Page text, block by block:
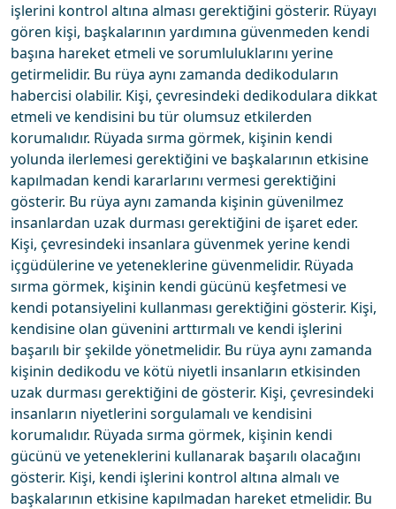
işlerini kontrol altına alması gerektiğini gösterir. Rüyayı
gören kişi, başkalarının yardımına güvenmeden kendi
başına hareket etmeli ve sorumluluklarını yerine
getirmelidir. Bu rüya aynı zamanda dedikoduların
habercisi olabilir. Kişi, çevresindeki dedikodulara dikkat
etmeli ve kendisini bu tür olumsuz etkilerden
korumalıdır. Rüyada sırma görmek, kişinin kendi
yolunda ilerlemesi gerektiğini ve başkalarının etkisine
kapılmadan kendi kararlarını vermesi gerektiğini
gösterir. Bu rüya aynı zamanda kişinin güvenilmez
insanlardan uzak durması gerektiğini de işaret eder.
Kişi, çevresindeki insanlara güvenmek yerine kendi
içgüdülerine ve yeteneklerine güvenmelidir. Rüyada
sırma görmek, kişinin kendi gücünü keşfetmesi ve
kendi potansiyelini kullanması gerektiğini gösterir. Kişi,
kendisine olan güvenini arttırmalı ve kendi işlerini
başarılı bir şekilde yönetmelidir. Bu rüya aynı zamanda
kişinin dedikodu ve kötü niyetli insanların etkisinden
uzak durması gerektiğini de gösterir. Kişi, çevresindeki
insanların niyetlerini sorgulamalı ve kendisini
korumalıdır. Rüyada sırma görmek, kişinin kendi
gücünü ve yeteneklerini kullanarak başarılı olacağını
gösterir. Kişi, kendi işlerini kontrol altına almalı ve
başkalarının etkisine kapılmadan hareket etmelidir. Bu